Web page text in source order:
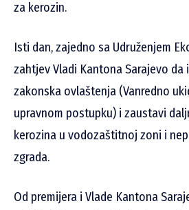
za kerozin.
Isti dan, zajedno sa Udruženjem
zahtjev Vladi Kantona Sarajevo
zakonska ovlaštenja (Vanredno
upravnom postupku) i zaustavi
kerozina u vodozaštitnoj zoni i
zgrada.
Od premijera i Vlade Kantona